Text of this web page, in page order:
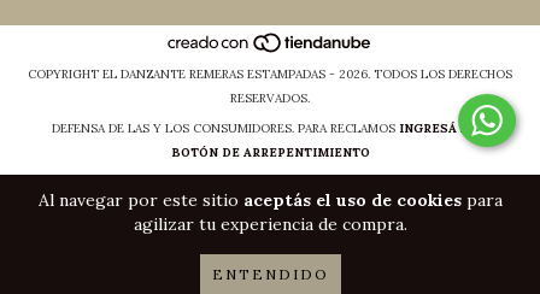
Al navegar por este sitio aceptás el uso de cookiespara
agilizar tu experiencia de compra.
ENTENDIDO
COPYRIGHT EL DANZANTE REMERAS ESTAMPADAS - 2026. TODOS LOS DERECHOS
RESERVADOS.
DEFENSA DE LAS Y LOS CONSUMIDORES. PARA RECLAMOS INGRESÁ ACÁ.
BOTÓN DE ARREPENTIMIENTO